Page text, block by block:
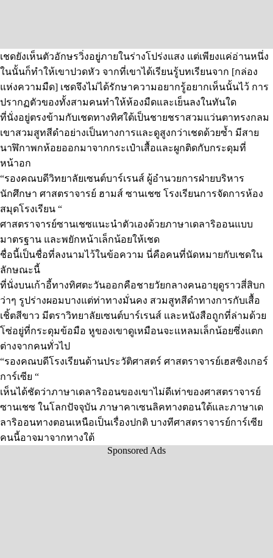
เชดยังเห็นตัวอักษรวิ่งอยู่ภายในร่างโปร่งแสง แต่เพียงแค่อ่านหนึ่ง
ในนั้นก็ทำให้เขาปวดหัว จากที่เขาได้เรียนรู้บทเรียนจาก [กล่อง
แห่งความมืด] เชดจึงไม่ได้รักษาความอยากรู้อยากเห็นนั้นไว้ การ
ปรากฏตัวของทั้งสามคนทำให้ห้องมืดและเย็นลงในทันใด
ที่นั่งอยู่ตรงข้ามกับเชดทางทิศใต้เป็นชายชราสวมแว่นตาทรงกลม
เขาสวมสูทสีดำอย่างเป็นทางการและดูสูงกว่าเชดด้วยซ้ำ มีสาย
นาฬิกาพกห้อยออกมาจากกระเป๋าเสื้อและผูกติดกับกระดุมที่
หน้าอก
“รองคณบดีวิทยาลัยเซนต์บาร์เรนส์ ผู้อำนวยการฝ่ายบริหาร
นักศึกษา ศาสตราจารย์ ฮามส์ ซานเชซ โรงเรียนการจัดการห้อง
สมุดโรงเรียน “
ศาสตราจารย์ซานเชซแนะนำตัวเองด้วยภาษาเดลาริออนแบบ
มาตรฐาน และพยักหน้าเล็กน้อยให้เชด
ชื่อนี้เป็นชื่อที่ลงนามไว้ในข้อความ นี่คือคนที่นัดหมายกับเชดใน
ลักษณะนี้
ที่นั่งบนเก้าอี้ทางทิศตะวันออกคือชายวัยกลางคนอายุดูราวสี่สิบก
ว่าๆ รูปร่างผอมบางแต่ท่าทางมั่นคง สวมสูทสีดำทางการกับเสื้อ
เชิ้ตสีขาว มีตราวิทยาลัยเซนต์บาร์เรนส์ และหนังสือถูกที่ล่ามด้วย
โซ่อยู่ที่กระดุมข้อมือ หูของเขาดูเหมือนจะแหลมเล็กน้อยซึ่งแตก
ต่างจากคนทั่วไป
“รองคณบดีโรงเรียนด้านประวัติศาสตร์ ศาสตราจารย์เฮสซิงเกอร์
การ์เซีย “
เห็นได้ชัดว่าภาษาเดลาริออนของเขาไม่ดีเท่าของศาสตราจารย์
ซานเชซ ในโลกปัจจุบัน ภาษาคาเซนลิคทางตอนใต้และภาษาเด
ลาริออนทางตอนเหนือเป็นเรื่องปกติ บางทีศาสตราจารย์การ์เซีย
คนนี้อาจมาจากทางใต้
Sponsored Ads